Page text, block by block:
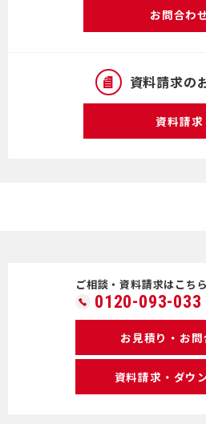
お問合わ
資料請求の
資料請求
ご相談・資料請求はこちら
0120-093-033
お見積り・お問
資料請求・ダウ